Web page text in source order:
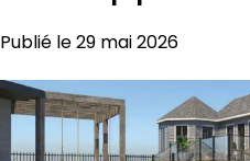
Publié le 29 mai 2026